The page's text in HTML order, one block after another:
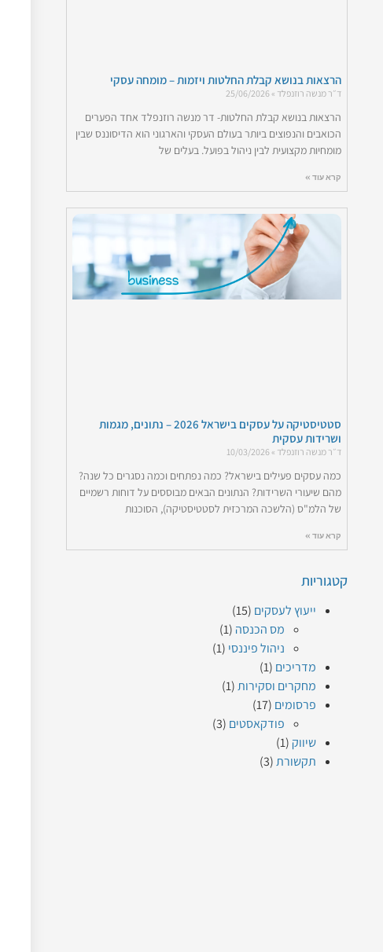
הרצאות בנושא קבלת החלטות ויזמות – מומחה עסקי
ד״ר מנשה רוזנפלד
הרצאות בנושא קבלת החלטות- דר מנשה רוזנפלד אחד הפערים
הכואבים והנפוצים ביותר בעולם העסקי והארגוני הוא הדיסוננס שבין
מומחיות מקצועית לבין ניהול בפועל. בעלים של
קרא עוד »
סטטיסטיקה על עסקים בישראל 2026 – נתונים, מגמות
ושרידות עסקית
ד״ר מנשה רוזנפלד
כמה עסקים פעילים בישראל? כמה נפתחים וכמה נסגרים כל שנה?
מהם שיעורי השרידות? הנתונים הבאים מבוססים על דוחות רשמיים
של הלמ"ס (הלשכה המרכזית לסטטיסטיקה), הסוכנות
קרא עוד »
קטגוריות
ייעוץ לעסקים (15)
מס הכנסה (1)
ניהול פיננסי (1)
מדריכים (1)
מחקרים וסקירות(1)
פרסומים (17)
פודקאסטים (3)
שיווק (1)
תקשורת(3)